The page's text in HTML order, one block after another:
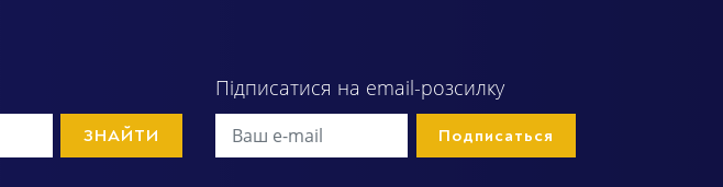
ЗНАЙТИ
Підписатися на email-розсилку